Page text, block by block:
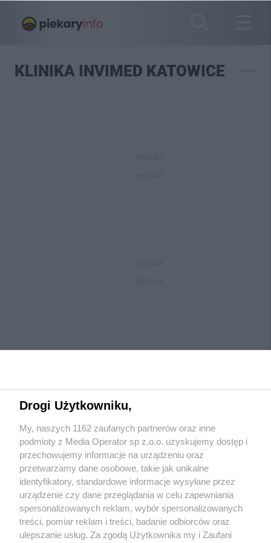
KLINIKA INVIMED KATOWICE
Wydawca mediówlokalnych
Nie zapomnij
zapoznać się z:
polityką prywatności regulamin korzystania z portali
Twojemiasto Skontaktuj się z nami
Drogi Użytkowniku,
My, naszych 1162 zaufanych partnerów oraz inne
podmioty z Media Operator sp z.o.o. uzyskujemy dostęp i
przechowujemy informacje na urządzeniu oraz
przetwarzamy dane osobowe, takie jak unikalne
identyfikatory, standardowe informacje wysyłane przez
urządzenie czy dane przeglądania w celu zapewniania
spersonalizowanych reklam, wybór spersonalizowanych
treści, pomiar reklam i treści, badanie odbiorców oraz
ulepszanie usług. Za zgodą Użytkownika my i Zaufani